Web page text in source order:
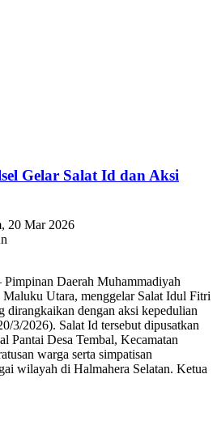
Gelar Salat Id dan Aksi
20 Mar 2026
Daerah Muhammadiyah
Utara, menggelar Salat Idul Fitri
dirangkaikan dengan aksi kepedulian
3/2026). Salat Id tersebut dipusatkan
Desa Tembal, Kecamatan
warga serta simpatisan
wilayah di Halmahera Selatan. Ketua